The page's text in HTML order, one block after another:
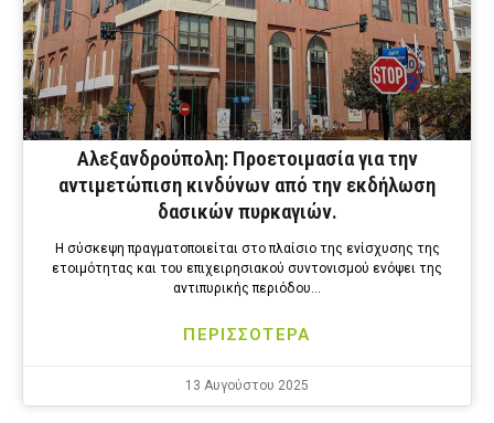
Αλεξανδρούπολη: Προετοιμασία για την
αντιμετώπιση κινδύνων από την εκδήλωση
δασικών πυρκαγιών.
Η σύσκεψη πραγματοποιείται στο πλαίσιο της ενίσχυσης της
ετοιμότητας και του επιχειρησιακού συντονισμού ενόψει της
αντιπυρικής περιόδου…
ΠΕΡΙΣΣΟΤΕΡΑ
13 Αυγούστου 2025